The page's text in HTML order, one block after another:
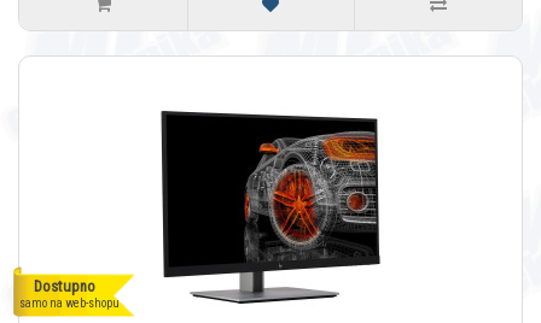
Dostupno
samo na web-shopu